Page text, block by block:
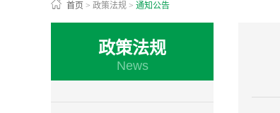
首页 > 政策法规 > 通知公告
政策法规
News